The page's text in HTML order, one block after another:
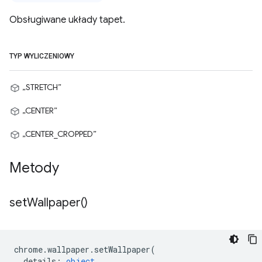
Obsługiwane układy tapet.
TYP WYLICZENIOWY
„STRETCH”
„CENTER”
„CENTER_CROPPED”
Metody
setWallpaper()
chrome.wallpaper . setWallpaper(